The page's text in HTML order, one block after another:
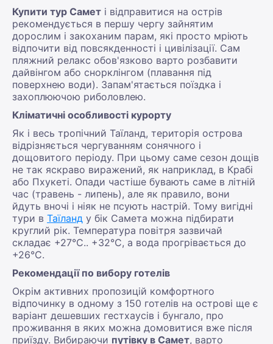
Купити тур Самет і відправитися на острів
рекомендується в першу чергу зайнятим
дорослим і закоханим парам, які просто мріють
відпочити від повсякденності і цивілізації. Сам
пляжний релакс обов'язково варто розбавити
дайвінгом або снорклінгом (плавання під
поверхнею води). Запам'ятається поїздка і
захоплюючою риболовлею.
Кліматичні особливості курорту
Як і весь тропічний Таїланд, територія острова
відрізняється чергуванням сонячного і
дощовитого періоду. При цьому саме сезон дощів
не так яскраво виражений, як наприклад, в Крабі
або Пхукеті. Опади частіше бувають саме в літній
час (травень - липень), але як правило, вони
йдуть вночі і ніяк не псують настрій. Тому вигідні
тури в Таїланд у бік Самета можна підбирати
круглий рік. Температура повітря зазвичай
складає +27°C.. +32°C, а вода прогрівається до
+26°C.
Рекомендації по вибору готелів
Окрім активних пропозицій комфортного
відпочинку в одному з 150 готелів на острові ще є
варіант дешевших гестхаусів і бунгало, про
проживання в яких можна домовитися вже після
приїзду. Вибираючи путівку в Самет, варто